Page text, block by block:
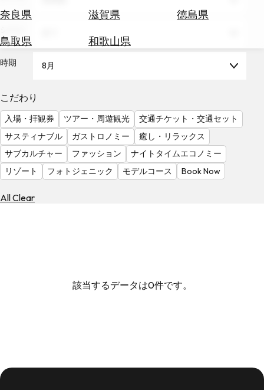
奈良県
滋賀県
徳島県
鳥取県
和歌山県
テ
を
調
べ
る
天
気
を
見
る
時期 8月
こだわり
入場・拝観券 ツアー・周遊観光
交通チケット・交通セット
サスティナブル
ガストロノミー
癒し・リラックス
サブカルチャー
ファッション
ナイトタイムエコノミー
リゾート
フォトジェニック モデルコース Book Now
All Clear
該当するデータは0件です。